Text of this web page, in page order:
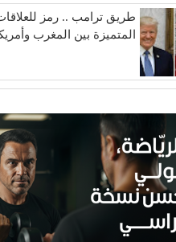
طريق ترامب .. رمز
المتميزة بين المغرب